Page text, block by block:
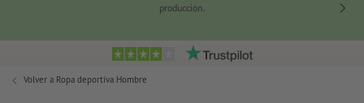
producción.
Volver a Ropa deportiva Hombre